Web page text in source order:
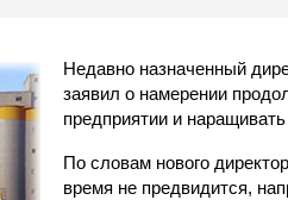
Недавно назначенный
заявил о намерении
предприятии и
По словам нового
время не предвидится,